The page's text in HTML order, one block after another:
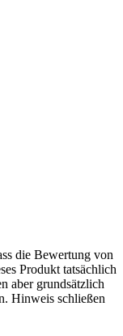
die Bewertung von
Produkt tatsächlich
aber grundsätzlich
Hinweis schließen